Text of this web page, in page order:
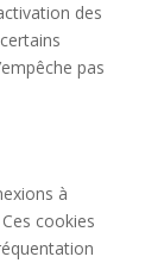
des
pas
à
cookies